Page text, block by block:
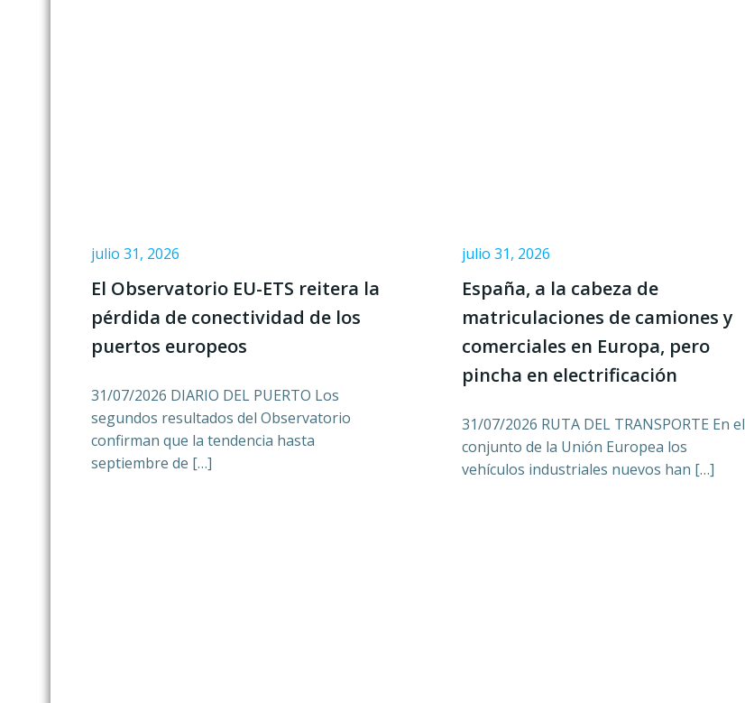
julio 31, 2026
El Observatorio EU-ETS reitera la
pérdida de conectividad de los
puertos europeos
31/07/2026 DIARIO DEL PUERTO Los
segundos resultados del Observatorio
confirman que la tendencia hasta
septiembre de […]
julio 31, 2026
España, a la cabeza de
matriculaciones de camiones y
comerciales en Europa, pero
pincha en electrificación
31/07/2026 RUTA DEL TRANSPORTE En el
conjunto de la Unión Europea los
vehículos industriales nuevos han […]